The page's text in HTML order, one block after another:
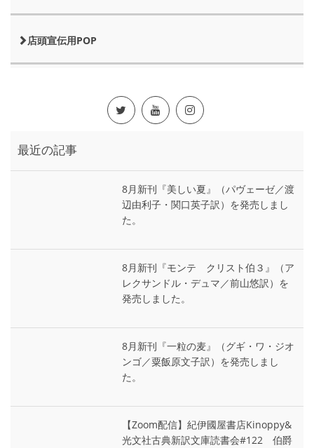
店頭宣伝用POP
最近の記事
8月新刊『美しい夏』（パヴェーゼ／渡
辺由利子・関口英子訳）を発売しまし
た。
8月新刊『モンテ゠クリスト伯３』（ア
レクサンドル・デュマ／前山悠訳）を
発売しました。
8月新刊『一粒の麦』（グギ・ワ・ジオ
ンゴ／粟飯原文子訳）を発売しまし
た。
【Zoom配信】紀伊國屋書店Kinoppy&
光文社古典新訳文庫読書会#122 伯爵